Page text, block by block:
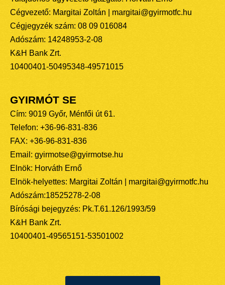
Cégvezető: Margitai Zoltán | margitai@gyirmotfc.hu
Cégjegyzék szám: 08 09 016084
Adószám: 14248953-2-08
K&H Bank Zrt.
10400401-50495348-49571015
GYIRMÓT SE
Cím: 9019 Győr, Ménfői út 61.
Telefon: +36-96-831-836
FAX: +36-96-831-836
Email: gyirmotse@gyirmotse.hu
Elnök: Horváth Ernő
Elnök-helyettes: Margitai Zoltán | margitai@gyirmotfc.hu
Adószám:18525278-2-08
Bírósági bejegyzés: Pk.T.61.126/1993/59
K&H Bank Zrt.
10400401-49565151-53501002